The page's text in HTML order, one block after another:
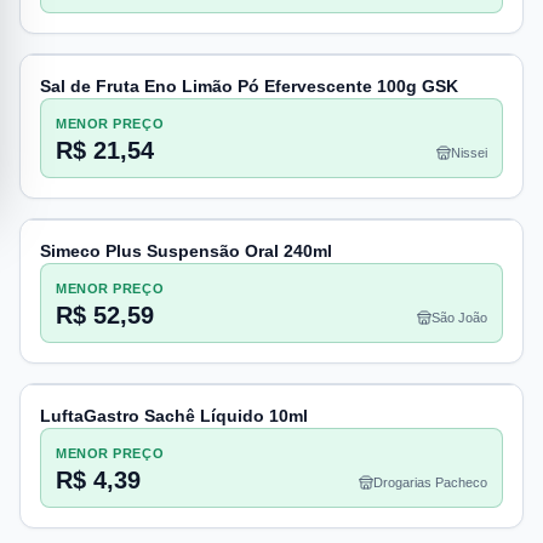
Sal de Fruta Eno Limão Pó Efervescente 100g GSK
MENOR PREÇO
R$ 21,54 Nissei
Simeco Plus Suspensão Oral 240ml
MENOR PREÇO
R$ 52,59 São João
LuftaGastro Sachê Líquido 10ml
MENOR PREÇO
R$ 4,39 Drogarias Pacheco